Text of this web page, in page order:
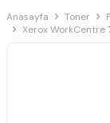
Anasayfa Toner
Xerox WorkCentre